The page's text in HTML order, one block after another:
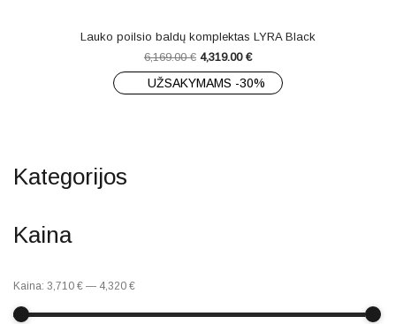
Lauko poilsio baldų komplektas LYRA Black
6,169.00€ 4,319.00 €
UŽSAKYMAMS -30%
Kategorijos
Kaina
Kaina: 3,710 € — 4,320 €